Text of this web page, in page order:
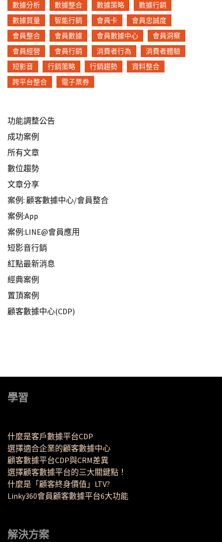
數據分析
數據整合 數據策略
數據行銷
數據質量
智能行銷 會員卡
會員忠誠度
會員整合
會員數據 會員數據中心
會員洞察
會員經營
會員行銷 消費者行為
消費者體驗
短影音
行銷策略 行銷趨勢
資料整合
跨平台整合
電子票券
功能調整公告
成功案例
所有文章
數位趨勢
文章分享
案例: 顧客數據中心/會員整合
案例:App
案例:LINE@會員應用
短影音行銷
紅點最新消息
經典案例
置頂案例
顧客數據中心(CDP)
學習
什麼是客戶數據平台CDP
選擇適合企業的顧客數據中心
顧客數據平台CDP與CRM差異
選擇顧客數據平台的三大關鍵點！
什麼是「顧客終身價值」LTV?
Linky360會員顧客數據平台6大功能
解決方案